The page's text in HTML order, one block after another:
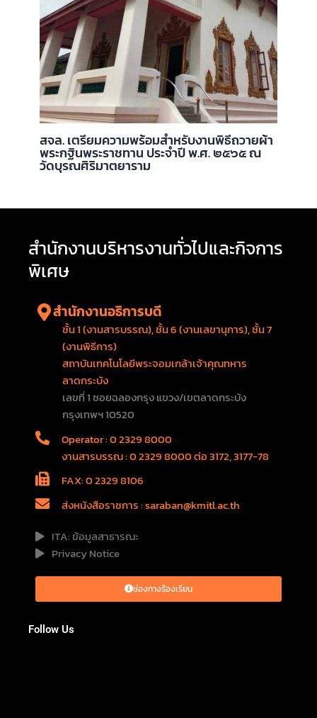
สจล. เตรียมความพร้อมสำหรับงานพิธีถวายผ้า
พระกฐินพระราชทาน ประจำปี พ.ศ. ๒๕๖๕ ณ
วัดบุรณศิริมาตยาราม
สำนักงานบริหารงานทั่วไปและกิจการ
พิเศษ
สำนักงานอธิการบดี
ชั้น 1 (งานสารบรรณ), ชั้น 6 (งานเลขานุการ), ชั้น 7
(งานพิธีการ)
สถาบันเทคโนโลยีพระจอมเกล้าเจ้าคุณทหาร
ลาดกระบัง
เลขที่ 1 ซอยฉลองกรุง แขวง/เขตลาดกระบัง
กรุงเทพฯ 10520
Operator : 0 2329 8000
งานสารบรรณ : 0 2329 8000 ต่อ 3172, 3177-78
FAX: 0 2329 8106
ส่งหนังสือราชการ : saraban@kmitl.ac.th
ITA: ข้อมูลสาธารณะ
Privacy Notice
ช่องทางร้องเรียน
Follow Us